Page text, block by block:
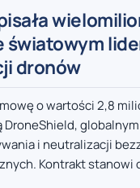
światowym
dronów
o wartości 2,8
DroneShield,
i neutralizacji
Kontrakt stanowi